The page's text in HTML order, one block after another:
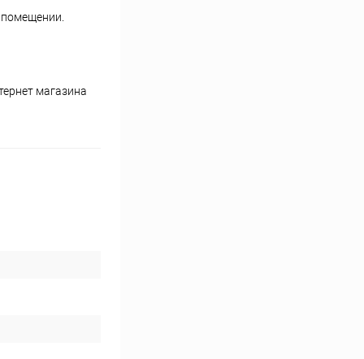
магазина